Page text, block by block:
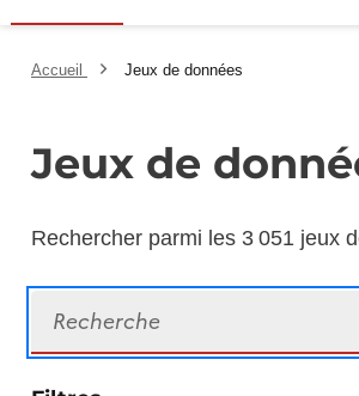
Accueil Jeux de données
Jeux de
Rechercher parmi les 3 051 jeux